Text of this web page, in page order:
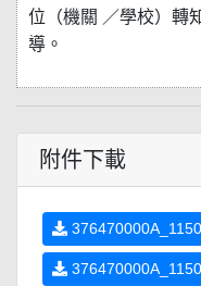
位（機關 ／學校）轉
導。
附件下載